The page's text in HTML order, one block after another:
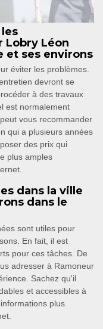
Lobry Léon
et ses environs
éviter les problèmes.
devront se
à des travaux
est normalement
vous recommander
qui a plusieurs années
des prix qui
plus amples
dans la ville
dans le
sont utiles pour
En fait, il est
pour ces tâches. De
adresser à Ramoneur
Sachez qu'il
et accessibles à
plus